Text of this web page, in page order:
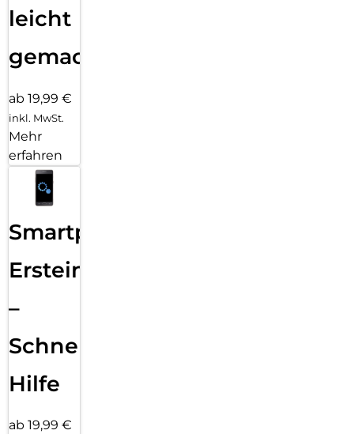
leicht
gemacht!
ab 19,99 €
inkl. MwSt.
Mehr
erfahren
Smartphone
Ersteinrichtung
–
Schnelle
Hilfe
ab 19,99 €